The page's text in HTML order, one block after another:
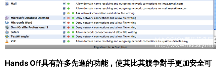
Hands Off具有許多先進的功能，使其比其競争對手更加安全可